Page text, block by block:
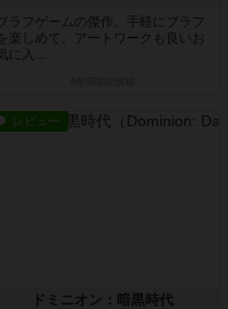
ブラフゲームの傑作。手軽にブラフ
を楽しめて、アートワークも良いお
に入...
レビュー
ドミニオン：暗黒時代